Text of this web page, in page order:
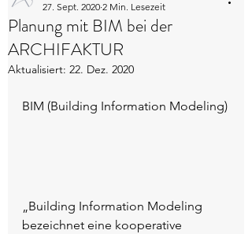
Planung mit BIM bei der
ARCHIFAKTUR
27. Sept. 2020 2 Min. Lesezeit
Aktualisiert: 22. Dez. 2020
BIM (Building Information Modeling)
„Building Information Modeling
bezeichnet eine kooperative